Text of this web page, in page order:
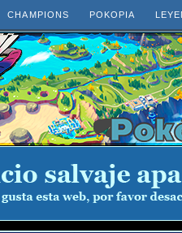
CHAMPIONS POKOPIA